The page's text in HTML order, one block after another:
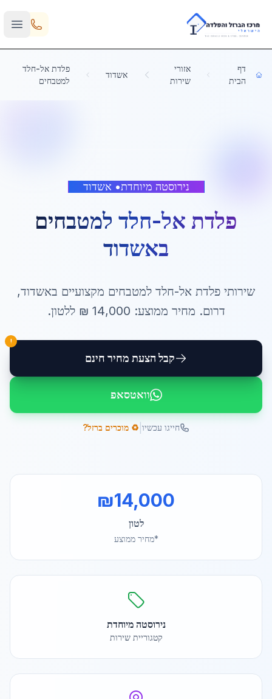
Skip to main content
דף
הבית
אזורי
שירות
אשדוד
פלדת אל-חלד
למטבחים
נירוסטה מיוחדת• אשדוד
פלדת אל-חלד למטבחים
באשדוד
שירותי פלדת אל-חלד למטבחים מקצועיים באשדוד,
דרום. מחיר ממוצע: 14,000 ₪ ללטון.
קבל הצעת מחיר חינם
!
וואטסאפ
חייגו עכשיו ♻️ מוכרים ברזל?
₪14,000
לטון
*מחיר ממוצע
נירוסטה מיוחדת
קטגוריית שירות